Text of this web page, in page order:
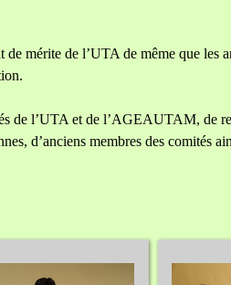
mérite de l’UTA de même que les
de l’UTA et de l’AGEAUTAM, de
d’anciens membres des comités